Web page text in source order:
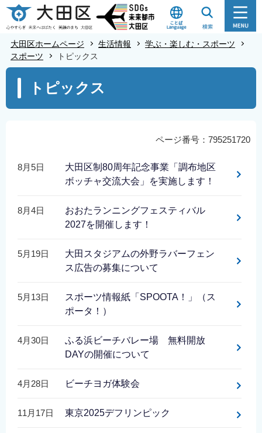
こ
の
ジ
大田区ホームページ 生活情報
学ぶ・楽しむ・スポーツ
スポーツ
トピックス
こ
トピックス
ページ番号：795251720
8月5日
大田区制80周年記念事業「調布地区
ボッチャ交流大会」を実施します！
8月4日
おおたランニングフェスティバル
2027を開催します！
5月19日
大田スタジアムの外野ラバーフェン
ス広告の募集について
5月13日
スポーツ情報紙「SPOOTA！」（ス
ポータ！）
4月30日
ふる浜ビーチバレー場 無料開放
DAYの開催について
4月28日 ビーチヨガ体験会
11月17日 東京2025デフリンピック